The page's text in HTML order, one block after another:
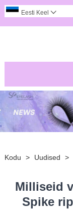
Eesti Keel 
Kodu > Uudised >
Milliseid
Spike